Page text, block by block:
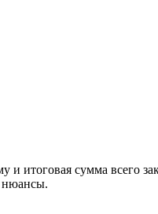
и итоговая сумма всего
нюансы.